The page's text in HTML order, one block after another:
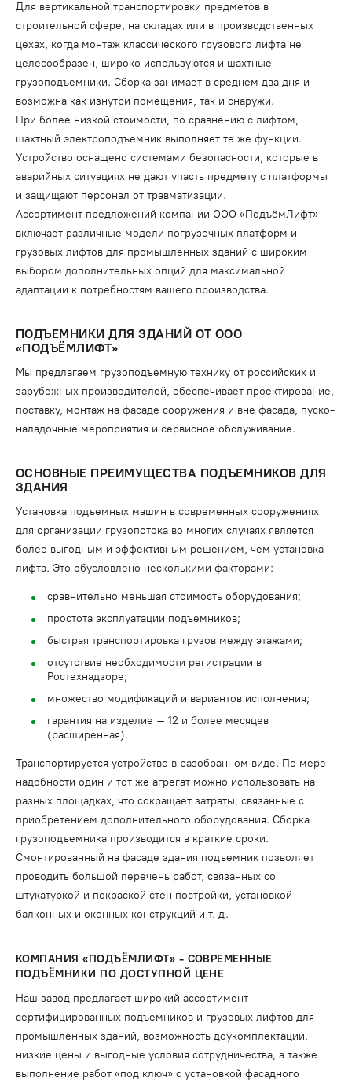
Для вертикальной транспортировки предметов в
строительной сфере, на складах или в производственных
цехах, когда монтаж классического грузового лифта не
целесообразен, широко используются и шахтные
грузоподъемники. Сборка занимает в среднем два дня и
возможна как изнутри помещения, так и снаружи.
При более низкой стоимости, по сравнению с лифтом,
шахтный электроподъемник выполняет те же функции.
Устройство оснащено системами безопасности, которые в
аварийных ситуациях не дают упасть предмету с платформы
и защищают персонал от травматизации.
Ассортимент предложений компании ООО «ПодъёмЛифт»
включает различные модели погрузочных платформ и
грузовых лифтов для промышленных зданий с широким
выбором дополнительных опций для максимальной
адаптации к потребностям вашего производства.
ПОДЪЕМНИКИ ДЛЯ ЗДАНИЙ ОТ ООО
«ПОДЪЁМЛИФТ»
Мы предлагаем грузоподъемную технику от российских и
зарубежных производителей, обеспечивает проектирование,
поставку, монтаж на фасаде сооружения и вне фасада, пуско-
наладочные мероприятия и сервисное обслуживание.
ОСНОВНЫЕ ПРЕИМУЩЕСТВА ПОДЪЕМНИКОВ ДЛЯ
ЗДАНИЯ
Установка подъемных машин в современных сооружениях
для организации грузопотока во многих случаях является
более выгодным и эффективным решением, чем установка
лифта. Это обусловлено несколькими факторами:
сравнительно меньшая стоимость оборудования;
простота эксплуатации подъемников;
быстрая транспортировка грузов между этажами;
отсутствие необходимости регистрации в
Ростехнадзоре;
множество модификаций и вариантов исполнения;
гарантия на изделие – 12 и более месяцев
(расширенная).
Транспортируется устройство в разобранном виде. По мере
надобности один и тот же агрегат можно использовать на
разных площадках, что сокращает затраты, связанные с
приобретением дополнительного оборудования. Сборка
грузоподъемника производится в краткие сроки.
Смонтированный на фасаде здания подъемник позволяет
проводить большой перечень работ, связанных со
штукатуркой и покраской стен постройки, установкой
балконных и оконных конструкций и т. д.
КОМПАНИЯ «ПОДЪЁМЛИФТ» - СОВРЕМЕННЫЕ
ПОДЪЁМНИКИ ПО ДОСТУПНОЙ ЦЕНЕ
Наш завод предлагает широкий ассортимент
сертифицированных подъемников и грузовых лифтов для
промышленных зданий, возможность доукомплектации,
низкие цены и выгодные условия сотрудничества, а также
выполнение работ «под ключ» с установкой фасадного